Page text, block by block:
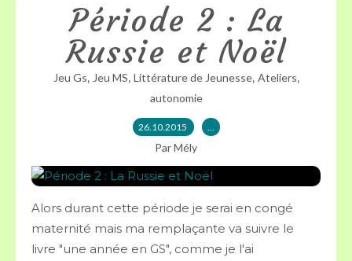
Période 2 : La
Russie et Noël
Jeu Gs, Jeu MS, Littérature de Jeunesse, Ateliers,
autonomie
26.10.2015 …
Par Mély
Alors durant cette période je serai en congé
maternité mais ma remplaçante va suivre le
livre "une année en GS", comme je l'ai